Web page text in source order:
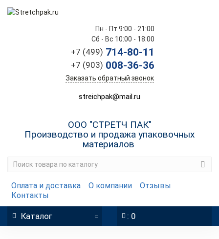
Пн - Пт 9:00 - 21:00
Сб - Вс 10:00 - 18:00
+7 (499) 714-80-11
+7 (903) 008-36-36
Заказать обратный звонок
streichpak@mail.ru
ООО "СТРЕТЧ ПАК"
Производство и продажа упаковочных
материалов
Оплата и доставка О компании
Отзывы
Контакты
Каталог : 0